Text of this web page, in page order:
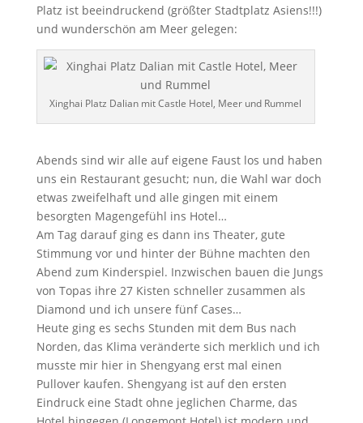
Platz ist beeindruckend (größter Stadtplatz Asiens!!!)
und wunderschön am Meer gelegen:
Xinghai Platz Dalian mit Castle Hotel, Meer und Rummel
Abends sind wir alle auf eigene Faust los und haben
uns ein Restaurant gesucht; nun, die Wahl war doch
etwas zweifelhaft und alle gingen mit einem
besorgten Magengefühl ins Hotel…
Am Tag darauf ging es dann ins Theater, gute
Stimmung vor und hinter der Bühne machten den
Abend zum Kinderspiel. Inzwischen bauen die Jungs
von Topas ihre 27 Kisten schneller zusammen als
Diamond und ich unsere fünf Cases…
Heute ging es sechs Stunden mit dem Bus nach
Norden, das Klima veränderte sich merklich und ich
musste mir hier in Shengyang erst mal einen
Pullover kaufen. Shengyang ist auf den ersten
Eindruck eine Stadt ohne jeglichen Charme, das